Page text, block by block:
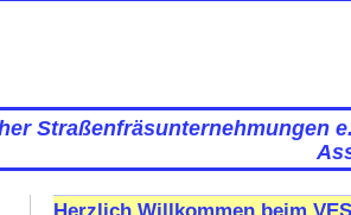
Straßenfräsunternehmungen